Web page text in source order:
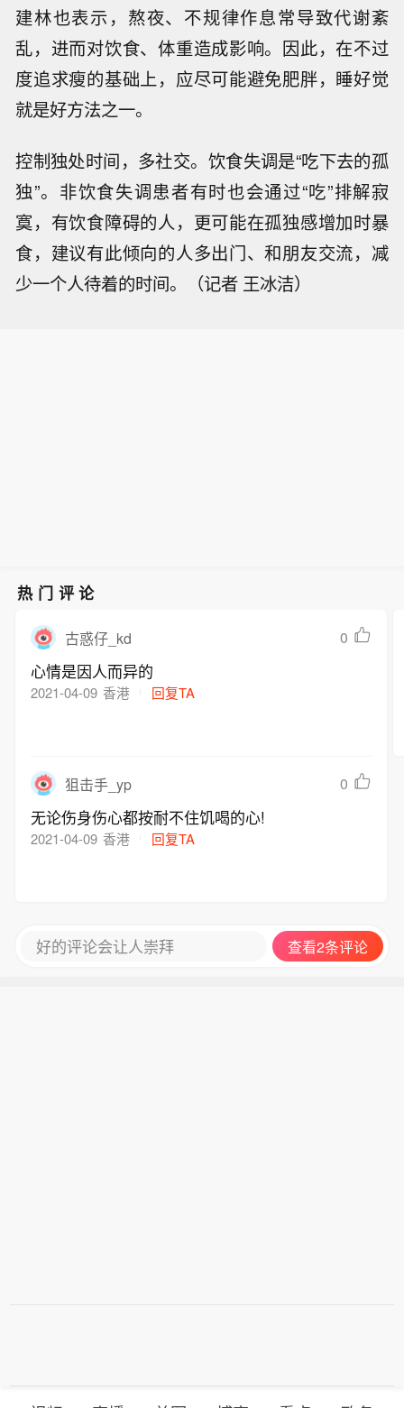
建林也表示，熬夜、不规律作息常导致代谢紊
乱，进而对饮食、体重造成影响。因此，在不过
度追求瘦的基础上，应尽可能避免肥胖，睡好觉
就是好方法之一。
控制独处时间，多社交。饮食失调是“吃下去的孤
独”。非饮食失调患者有时也会通过“吃”排解寂
寞，有饮食障碍的人，更可能在孤独感增加时暴
食，建议有此倾向的人多出门、和朋友交流，减
少一个人待着的时间。（记者 王冰洁）
热门评论
古惑仔_kd 0
心情是因人而异的
2021-04-09 香港 回复TA
狙击手_yp 0
无论伤身伤心都按耐不住饥喝的心!
2021-04-09 香港 回复TA
好的评论会让人崇拜 查看2条评论